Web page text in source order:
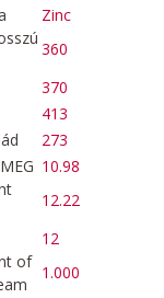
Zinc
360
370
413
273
10.98
12.22
12
of
1.000